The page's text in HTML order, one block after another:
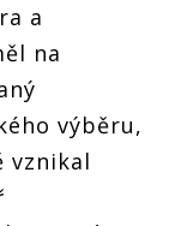
a
na
výběru,
vznikal